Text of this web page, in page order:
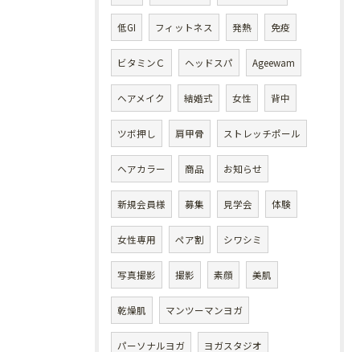
低GI フィットネス 発熱 免疫
ビタミンＣ ヘッドスパ Ageewam
ヘアメイク 結婚式 女性 背中
ツボ押し 肩甲骨 ストレッチポール
ヘアカラー 商品 お知らせ
新規会員様 募集 見学会 体験
女性専用 ペア割 シワシミ
写真撮影 撮影 素顔 美肌
乾燥肌 マンツーマンヨガ
パーソナルヨガ ヨガスタジオ